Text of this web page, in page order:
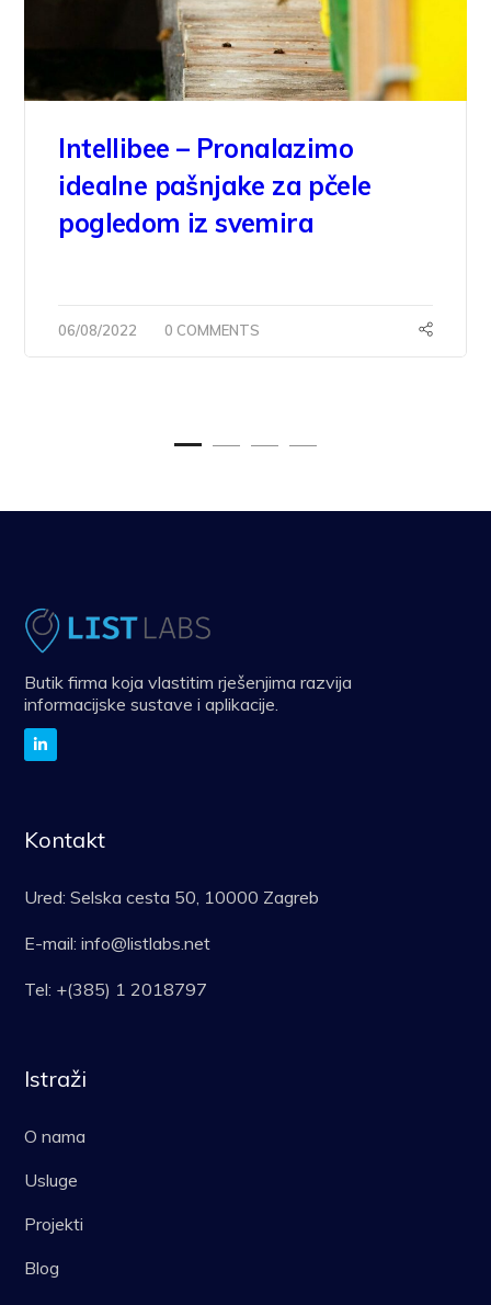
Intellibee – Pronalazimo
idealne pašnjake za pčele
pogledom iz svemira
06/08/2022 0 COMMENTS
Butik firma koja vlastitim rješenjima razvija
informacijske sustave i aplikacije.
Kontakt
Ured: Selska cesta 50, 10000 Zagreb
E-mail: info@listlabs.net
Tel: +(385) 1 2018797
Istraži
O nama
Usluge
Projekti
Blog